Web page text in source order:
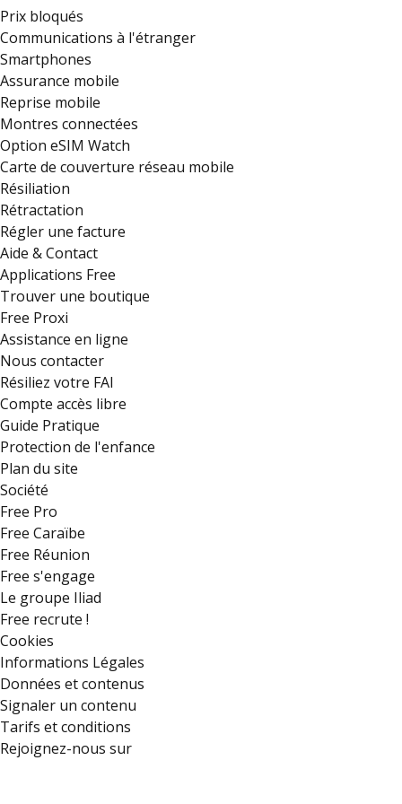
Prix bloqués
Communications à l'étranger
Smartphones
Assurance mobile
Reprise mobile
Montres connectées
Option eSIM Watch
Carte de couverture réseau mobile
Résiliation
Rétractation
Régler une facture
Aide & Contact
Applications Free
Trouver une boutique
Free Proxi
Assistance en ligne
Nous contacter
Résiliez votre FAI
Compte accès libre
Guide Pratique
Protection de l'enfance
Plan du site
Société
Free Pro
Free Caraïbe
Free Réunion
Free s'engage
Le groupe Iliad
Free recrute !
Cookies
Informations Légales
Données et contenus
Signaler un contenu
Tarifs et conditions
Rejoignez-nous sur